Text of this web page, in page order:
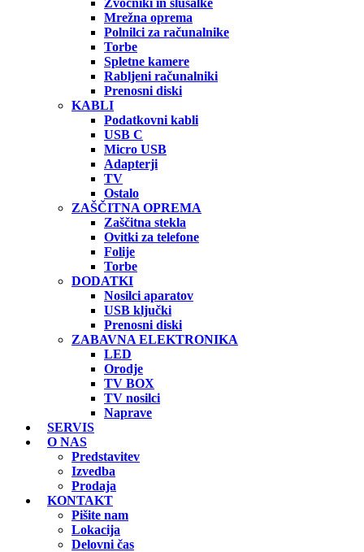
Zvočniki in slušalke
Mrežna oprema
Polnilci za računalnike
Torbe
Spletne kamere
Rabljeni računalniki
Prenosni diski
KABLI
Podatkovni kabli
USB C
Micro USB
Adapterji
TV
Ostalo
ZAŠČITNA OPREMA
Zaščitna stekla
Ovitki za telefone
Folije
Torbe
DODATKI
Nosilci aparatov
USB ključki
Prenosni diski
ZABAVNA ELEKTRONIKA
LED
Orodje
TV BOX
TV nosilci
Naprave
SERVIS
O NAS
Predstavitev
Izvedba
Prodaja
KONTAKT
Pišite nam
Lokacija
Delovni čas